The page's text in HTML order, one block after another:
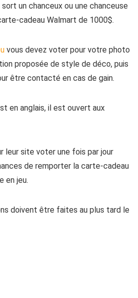
un chanceux ou une chanceuse
cadeau Walmart de 1000$.
vous devez voter pour votre photo
proposée de style de déco, puis
être contacté en cas de gain.
en anglais, il est ouvert aux
leur site voter une fois par jour
de remporter la carte-cadeau
en jeu.
doivent être faites au plus tard le